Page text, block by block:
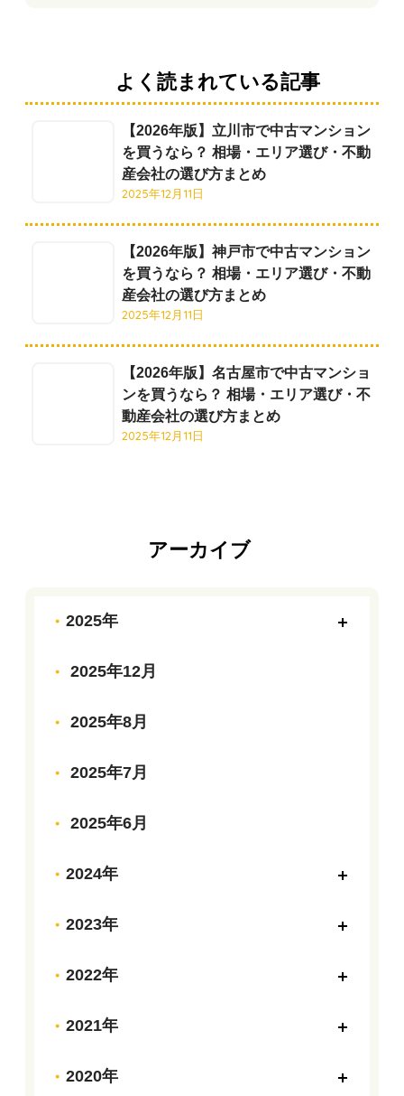
よく読まれている記事
【2026年版】立川市で中古マンション
を買うなら？ 相場・エリア選び・不動
産会社の選び方まとめ
2025年12月11日
【2026年版】神戸市で中古マンション
を買うなら？ 相場・エリア選び・不動
産会社の選び方まとめ
2025年12月11日
【2026年版】名古屋市で中古マンショ
ンを買うなら？ 相場・エリア選び・不
動産会社の選び方まとめ
2025年12月11日
アーカイブ
2025年
2025年12月
2025年8月
2025年7月
2025年6月
2024年
2023年
2022年
2021年
2020年